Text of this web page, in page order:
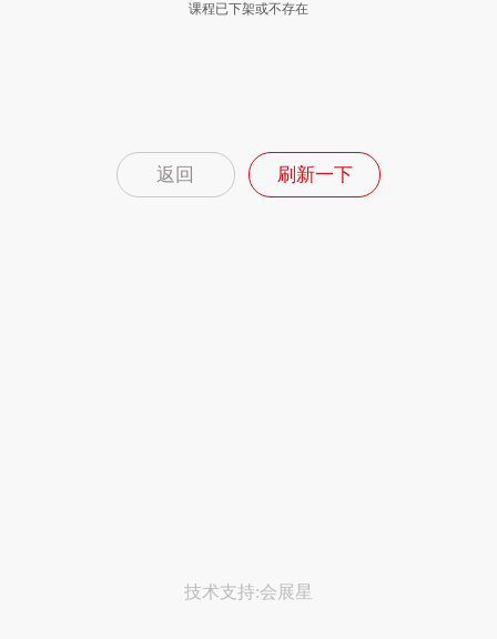
课程已下架或不存在
返回 刷新一下
技术支持:会展星